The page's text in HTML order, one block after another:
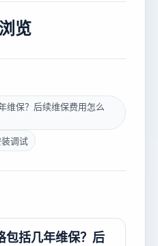
览
维保？后续维保费用怎么
装调试
包括几年维保？后